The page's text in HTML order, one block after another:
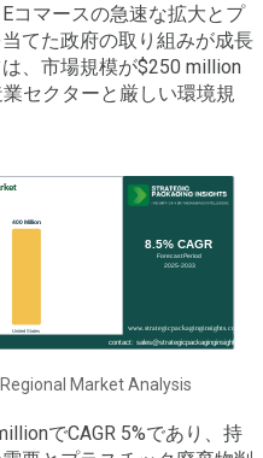
コマースの急速な拡大とプ
てた政府の取り組みが成長
、市場規模が$250 million
セクターと厳しい環境規
Market Analysis
でCAGR 5%であり、持